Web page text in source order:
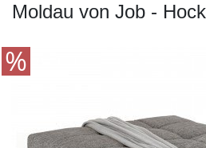
Moldau von Job -
Möbel-
Konfigurator